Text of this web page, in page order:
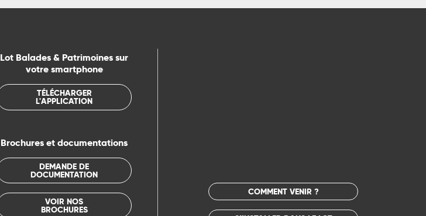
Lot Balades & Patrimoines sur
votre smartphone
TÉLÉCHARGER
L'APPLICATION
Brochures et documentations
DEMANDE DE
DOCUMENTATION
VOIR NOS
BROCHURES
COMMENT VENIR ?